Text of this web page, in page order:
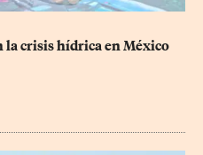
la crisis hídrica en México